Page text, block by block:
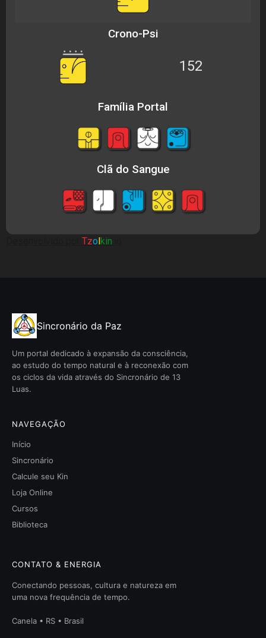
Crono-Psi
152
Família Portal
Clã do Sangue
Tzo kin
Sincronário da Paz
Um portal dedicado à expansão da consciência,
ao estudo do tempo natural e à reconexão com
os ciclos da vida através do Sincronário de 13
Luas.
NAVEGAÇÃO
Início
Sincronário
Calcule seu Kin
Loja Online
Cursos
Biblioteca
CONTATO & ENERGIA
Conectando pessoas, cultura e natureza em
uma nova frequência de tempo.
Canela • RS • Brasil